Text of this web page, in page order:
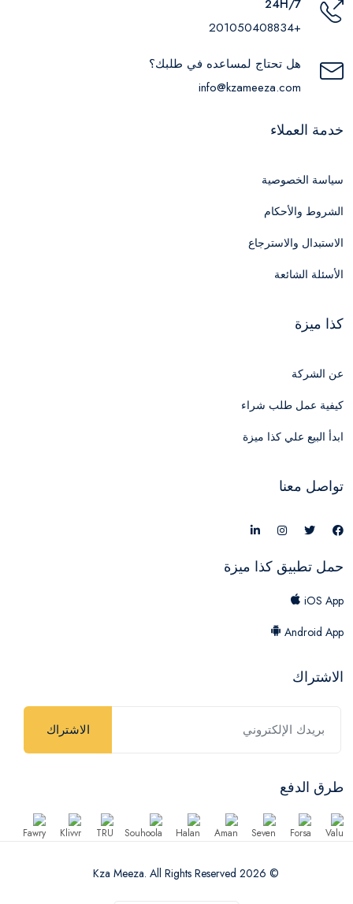
24H/7
+201050408834
هل تحتاج لمساعده في طلبك؟
info@kzameeza.com
خدمة العملاء
سياسة الخصوصية
الشروط والأحكام
الاستبدال والاسترجاع
الأسئلة الشائعة
كذا ميزة
عن الشركة
كيفية عمل طلب شراء
ابدأ البيع علي كذا ميزة
تواصل معنا
حمل تطبيق كذا ميزة
iOS App
Android App
الاشتراك
الاشتراك
طرق الدفع
© 2026 Kza Meeza. All Rights Reserved